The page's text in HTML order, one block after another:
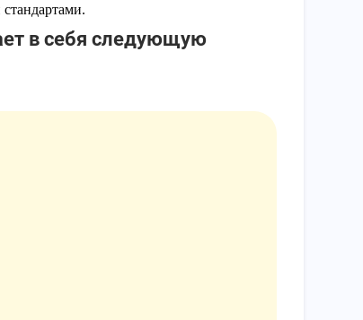
в себя следующую